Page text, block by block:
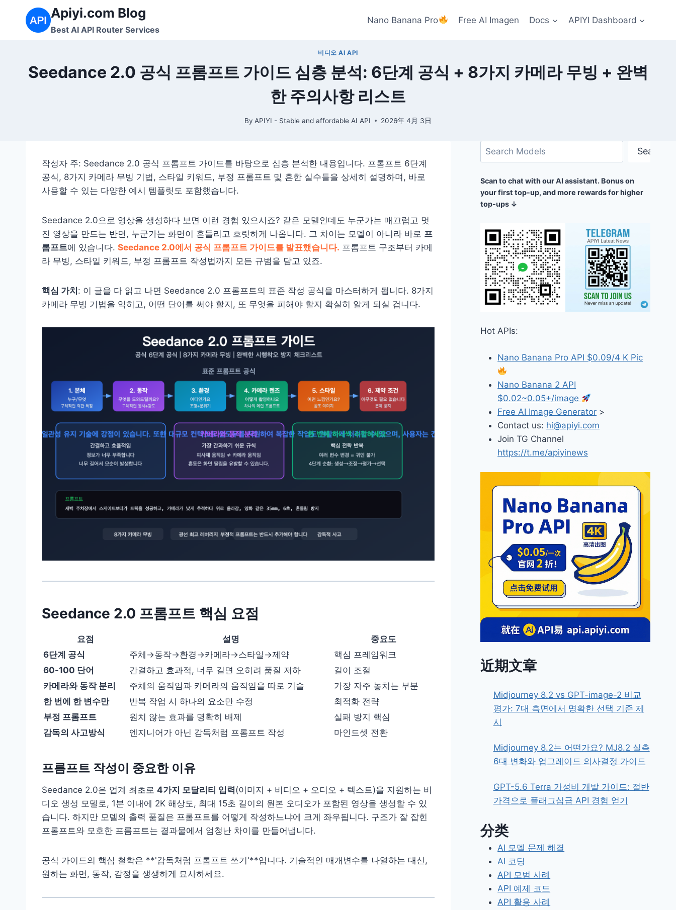
Apiyi.com Blog
Best AI API Router Services
Nano Banana Pro Free AI Imagen Docs APIYI Dashboard
비디오 AI API
Seedance 2.0 공식 프롬프트 가이드 심층 분석: 6단계 공식 + 8가지 카메라 무빙 + 완벽
한 주의사항 리스트
By APIYI - Stable and affordable AI API 2026年 4月 3日
작성자 주: Seedance 2.0 공식 프롬프트 가이드를 바탕으로 심층 분석한 내용입니다. 프롬프트 6단계
공식, 8가지 카메라 무빙 기법, 스타일 키워드, 부정 프롬프트 및 흔한 실수들을 상세히 설명하며, 바로
사용할 수 있는 다양한 예시 템플릿도 포함했습니다.
Seedance 2.0으로 영상을 생성하다 보면 이런 경험 있으시죠? 같은 모델인데도 누군가는 매끄럽고 멋
진 영상을 만드는 반면, 누군가는 화면이 흔들리고 흐릿하게 나옵니다. 그 차이는 모델이 아니라 바로 프
롬프트에 있습니다. Seedance 2.0에서 공식 프롬프트 가이드를 발표했습니다. 프롬프트 구조부터 카메
라 무빙, 스타일 키워드, 부정 프롬프트 작성법까지 모든 규범을 담고 있죠.
핵심 가치 : 이 글을 다 읽고 나면 Seedance 2.0 프롬프트의 표준 작성 공식을 마스터하게 됩니다. 8가지
카메라 무빙 기법을 익히고, 어떤 단어를 써야 할지, 또 무엇을 피해야 할지 확실히 알게 되실 겁니다.
Seedance 2.0 프롬프트 핵심 요점
요점 설명
중요도
6단계 공식
주체→동작→환경→카메라→스타일→제약
핵심 프레임워크
60-100 단어
간결하고 효과적, 너무 길면 오히려 품질 저하
길이 조절
카메라와 동작 분리
주체의 움직임과 카메라의 움직임을 따로 기술
가장 자주 놓치는 부분
한 번에 한 변수만
반복 작업 시 하나의 요소만 수정
최적화 전략
부정 프롬프트
원치 않는 효과를 명확히 배제
실패 방지 핵심
감독의 사고방식
엔지니어가 아닌 감독처럼 프롬프트 작성 마인드셋 전환
프롬프트 작성이 중요한 이유
Seedance 2.0은 업계 최초로 4가지 모달리티 입력(이미지 + 비디오 + 오디오 + 텍스트)을 지원하는 비
디오 생성 모델로, 1분 이내에 2K 해상도, 최대 15초 길이의 원본 오디오가 포함된 영상을 생성할 수 있
습니다. 하지만 모델의 출력 품질은 프롬프트를 어떻게 작성하느냐에 크게 좌우됩니다. 구조가 잘 잡힌
프롬프트와 모호한 프롬프트는 결과물에서 엄청난 차이를 만들어냅니다.
공식 가이드의 핵심 철학은 **'감독처럼 프롬프트 쓰기'**입니다. 기술적인 매개변수를 나열하는 대신,
원하는 화면, 동작, 감정을 생생하게 묘사하세요.
검
색
Search
Scan to chat with our AI assistant. Bonus on
your first top-up, and more rewards for higher
top-ups ↓
Hot APIs:
Nano Banana Pro API $0.09/4 K Pic
Nano Banana 2 API
$0.02~0.05+/image
Free AI Image Generator >
Contact us: hi@apiyi.com
Join TG Channel
https://t.me/apiyinews
近期文章
Midjourney 8.2 vs GPT-image-2 비교
평가: 7대 측면에서 명확한 선택 기준 제
시
Midjourney 8.2는 어떤가요? MJ8.2 실측
6대 변화와 업그레이드 의사결정 가이드
GPT-5.6 Terra 가성비 개발 가이드: 절반
가격으로 플래그십급 API 경험 얻기
分类
AI 모델 문제 해결
AI 코딩
API 모범 사례
API 예제 코드
API 활용 사례